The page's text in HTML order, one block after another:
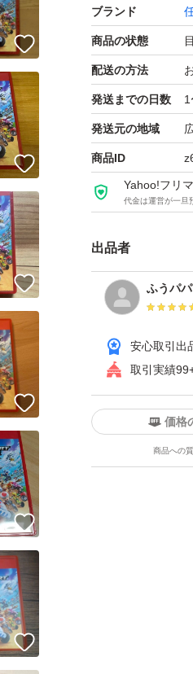
ブランド
商品の状態
配送の方法
発送までの日数
発送元の地域
商品ID
Yahoo!フリ
代金は運営が一旦
出品者
ふうパパ
安心取引出
取引実績
実績について
たユーザーにバッジを付与していま
準をクリアした安心・安全なユーザーです
価格
商品への
報をコピーします
います
いいね！
いいね！